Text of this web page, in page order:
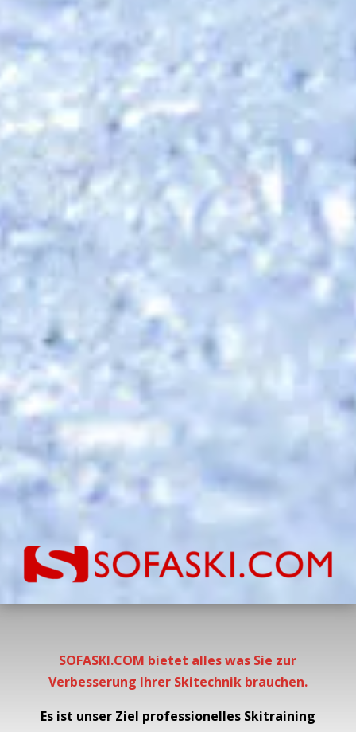
SOFASKI.COM bietet alles was Sie zur
Verbesserung Ihrer Skitechnik brauchen.
Es ist unser Ziel professionelles Skitraining